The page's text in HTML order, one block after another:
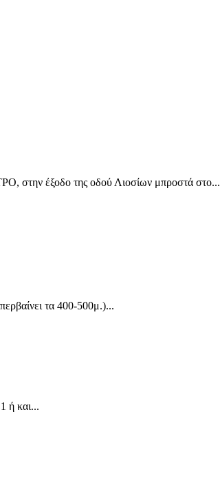
έξοδο της οδού Λιοσίων μπροστά στο...
τα 400-500μ.)...
ή και...